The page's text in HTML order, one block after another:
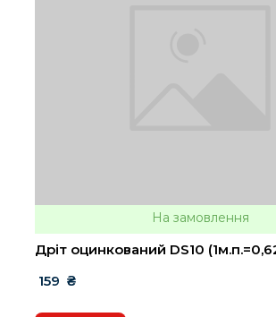
На замовлення
Дріт оцинкований DS10
159  ₴